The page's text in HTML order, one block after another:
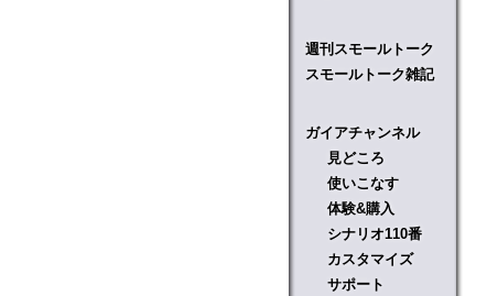
週刊スモールトーク
スモールトーク雑記
ガイアチャンネル
見どころ
使いこなす
体験&購入
シナリオ110番
カスタマイズ
サポート